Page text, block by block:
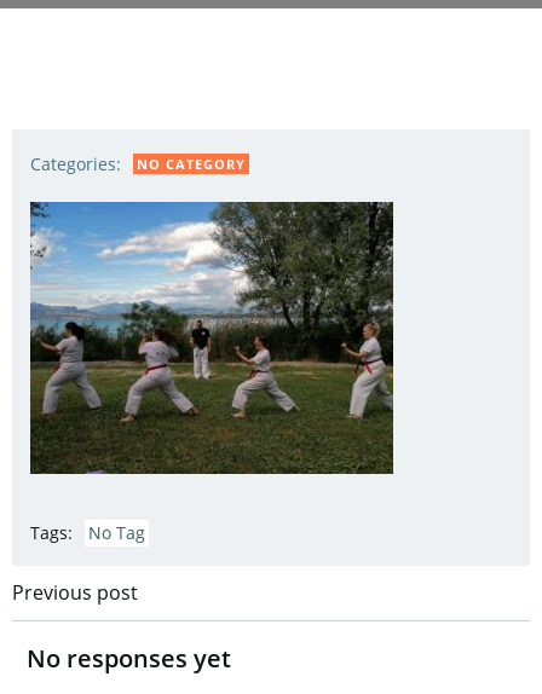
Categories: NO CATEGORY
Tags: No Tag
Post
navigation
Previous post
No responses yet